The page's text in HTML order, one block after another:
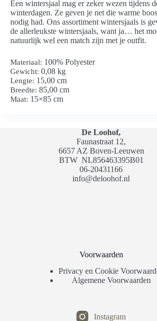
Een wintersjaal mag er zeker wezen tijdens
winterdagen. Ze geven je net die warme
nodig had. Ons assortiment wintersjaals is
de allerleukste wintersjaals, want ja… het
natuurlijk wel een match zijn met je outfit.
Materiaal: 100% Polyester
Gewicht: 0,08 kg
Lengte: 15,00 cm
Breedte: 85,00 cm
Maat: 15×85 cm
De Loohof,
Faunastraat 12,
6657 AZ Boven-Leeuwen
BTW NL856463395B01
06-20431166
info@deloohof.nl
Voorwaarden
Privacy en Cookie
Algemene Voorwaarden
Instagram